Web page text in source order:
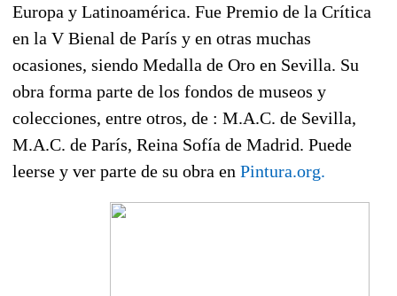
Europa y Latinoamérica. Fue Premio de la Crítica
en la V Bienal de París y en otras muchas
ocasiones, siendo Medalla de Oro en Sevilla. Su
obra forma parte de los fondos de museos y
colecciones, entre otros, de : M.A.C. de Sevilla,
M.A.C. de París, Reina Sofía de Madrid. Puede
leerse y ver parte de su obra en Pintura.org.